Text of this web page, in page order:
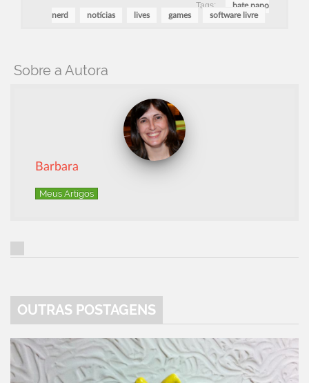
Tags:
bate papo
nerd
notícias lives games software livre
Sobre a Autora
Barbara
Meus Artigos
OUTRAS POSTAGENS